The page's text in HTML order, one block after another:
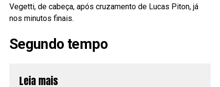
Vegetti, de cabeça, após cruzamento de Lucas Piton, já
nos minutos finais.
Segundo tempo
Leia mais